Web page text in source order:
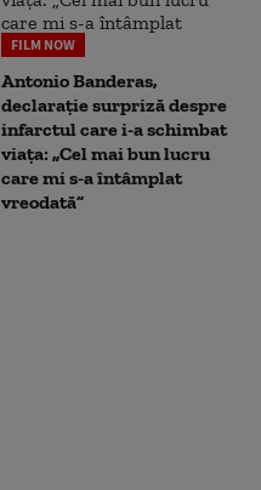
FILM NOW
Antonio Banderas,
declarație surpriză despre
infarctul care i-a schimbat
viața: „Cel mai bun lucru
care mi s-a întâmplat
vreodată”